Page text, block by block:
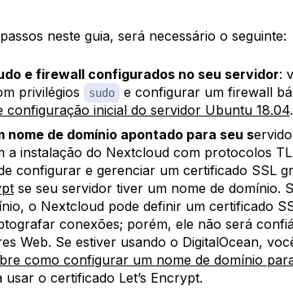
neste guia, será necessário o seguinte:
e firewall configurados no seu servidor:
privilégios
sudo
e configurar um firewall
configuração inicial do servidor Ubuntu 18.04.
nome de domínio apontado para seu s
a instalação do Nextcloud com protocolos
configurar e gerenciar um certificado SSL
se seu servidor tiver um nome de domínio.
o Nextcloud pode definir um certificado
conexões; porém, ele não será
Web. Se estiver usando o DigitalOcean,
como configurar um nome de domínio
usar o certificado Let’s Encrypt.